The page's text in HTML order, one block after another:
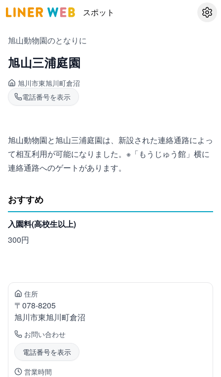
スポット 設定
旭山動物園のとなりに
旭山三浦庭園
旭川市東旭川町倉沼
電話番号を表示
旭山動物園と旭山三浦庭園は、新設された連絡通路によっ
て相互利用が可能になりました。※「もうじゅう館」横に
連絡通路へのゲートがあります。
おすすめ
入園料(高校生以上)
300円
住所
〒078-8205
旭川市東旭川町倉沼
お問い合わせ
電話番号を表示
営業時間